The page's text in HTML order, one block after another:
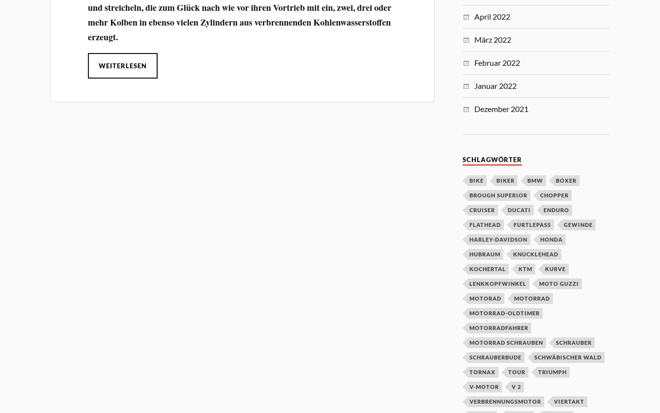
und streicheln, die zum Glück nach wie vor ihren Vortrieb mit ein, zwei, drei oder
mehr Kolben in ebenso vielen Zylindern aus verbrennenden Kohlenwasserstoffen
erzeugt.
WEITERLESEN
April 2022
März 2022
Februar 2022
Januar 2022
Dezember 2021
SCHLAGWÖRTER
BIKE BIKER BMW BOXER
BROUGH SUPERIOR CHOPPER
CRUISER DUCATI ENDURO
FLATHEAD FURTLEPASS GEWINDE
HARLEY-DAVIDSON HONDA
HUBRAUM KNUCKLEHEAD
KOCHERTAL KTM KURVE
LENKKOPFWINKEL MOTO GUZZI
MOTORAD MOTORRAD
MOTORRAD-OLDTIMER
MOTORRADFAHRER
MOTORRAD SCHRAUBEN SCHRAUBER
SCHRAUBERBUDE SCHWÄBISCHER WALD
TORNAX TOUR TRIUMPH
V-MOTOR V 2
VERBRENNUNGSMOTOR VIERTAKT